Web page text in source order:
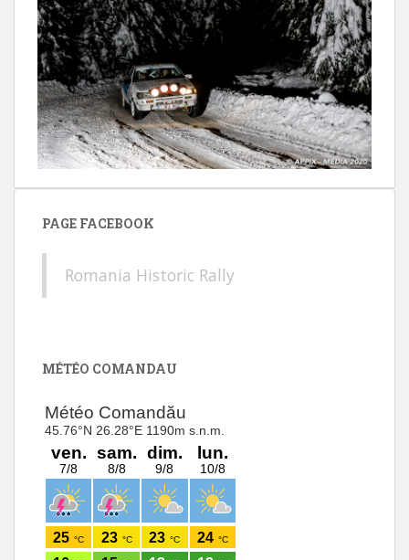
PAGE FACEBOOK
Romania Historic Rally
MÉTÉO COMANDAU